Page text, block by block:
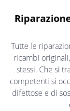
Tutte le
ricambi
stessi. Che si
competenti si
difettose e di